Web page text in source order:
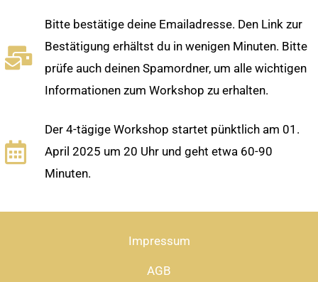
Bitte bestätige deine Emailadresse. Den Link zur
Bestätigung erhältst du in wenigen Minuten. Bitte
prüfe auch deinen Spamordner, um alle wichtigen
Informationen zum Workshop zu erhalten.
Der 4-tägige Workshop startet pünktlich am 01.
April 2025 um 20 Uhr und geht etwa 60-90
Minuten.
Impressum
AGB